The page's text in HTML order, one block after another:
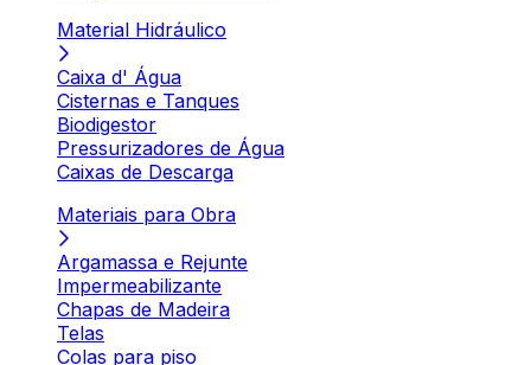
Material Hidráulico
Caixa d' Água
Cisternas e Tanques
Biodigestor
Pressurizadores de Água
Caixas de Descarga
Materiais para Obra
Argamassa e Rejunte
Impermeabilizante
Chapas de Madeira
Telas
Colas para piso